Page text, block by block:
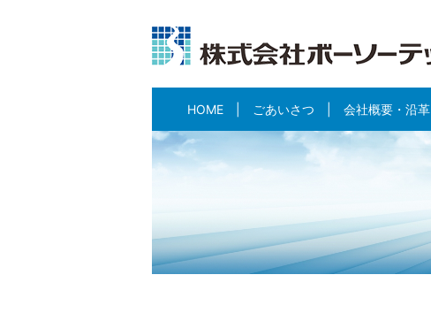
HOME ごあいさつ 会社概要・沿革